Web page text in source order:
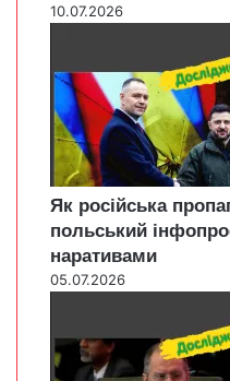
10.07.2026
Як російська
польський
наративами
05.07.2026